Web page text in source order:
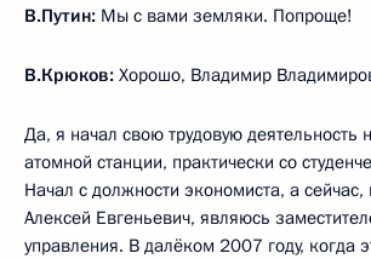
В.Путин: Мы с вами земляки. Попроще!
В.Крюков: Хорошо, Владимир
Да, я начал свою трудовую деятельность
атомной станции, практически со
Начал с должности экономиста, а сейчас,
Алексей Евгеньевич, являюсь
управления. В далёком 2007 году, когда